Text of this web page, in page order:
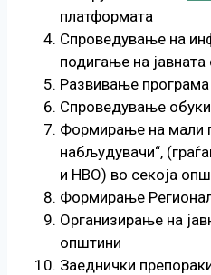
платформата
Спроведување на
подигање на јавната
Развивање
Спроведување обуки
Формирање на мали
набљудувачи“,
и НВО) во секоја
Формирање
Организирање на
општини
Заеднички